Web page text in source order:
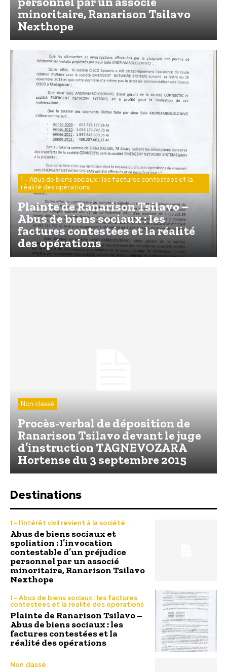
minoritaire, Ranarison Tsilavo
Nexthope
1 - Abus de biens sociaux : les factures contestées et la
réalité des opérations
Plainte de Ranarison Tsilavo –
Abus de biens sociaux : les
factures contestées et la réalité
des opérations
Non classé
Procès-verbal de déposition de
Ranarison Tsilavo devant le juge
d’instruction TAGNEVOZARA
Hortense du 3 septembre 2015
Destinations
1 - l'intérêt civil revient à la société
Abus de biens sociaux et
spoliation : l’invocation
contestable d’un préjudice
personnel par un associé
minoritaire, Ranarison Tsilavo
Nexthope
1 - Abus de biens sociaux : les factures
contestées et la réalité des opérations
Plainte de Ranarison Tsilavo –
Abus de biens sociaux : les
factures contestées et la
réalité des opérations
Non classé